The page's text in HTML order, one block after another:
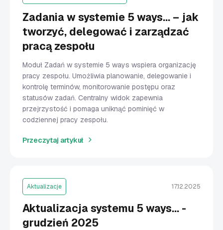
Zadania w systemie 5 ways… – jak
tworzyć, delegować i zarządzać
pracą zespołu
Moduł Zadań w systemie 5 ways wspiera organizację
pracy zespołu. Umożliwia planowanie, delegowanie i
kontrolę terminów, monitorowanie postępu oraz
statusów zadań. Centralny widok zapewnia
przejrzystość i pomaga uniknąć pominięć w
codziennej pracy zespołu.
Przeczytaj artykuł
Aktualizacje 17.12.2025
Aktualizacja systemu 5 ways... -
grudzień 2025